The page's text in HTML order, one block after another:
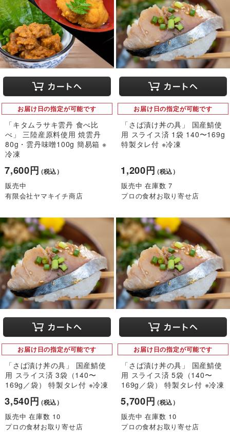
お届け日の指定が可能です
「キタムラサキ雲丹 食べ比
べ」 三陸産原料使用 焼雲丹
80g・雲丹味噌100g 簡易箱 ※
冷凍
7,600円（税込）
販売中
有限会社ヤマキイチ商店
お届け日の指定が可能です
「さば漬け丼の具」 国産鯖使
用 スライス済 1袋 140〜169g
特製タレ付 ※冷凍
1,200円（税込）
販売中 在庫数 7
プロの食材お取り寄せ店
お届け日の指定が可能です
「さば漬け丼の具」 国産鯖使
用 スライス済 3袋（140〜
169g／袋） 特製タレ付 ※冷凍
3,540円（税込）
販売中 在庫数 10
プロの食材お取り寄せ店
お届け日の指定が可能です
「さば漬け丼の具」 国産鯖使
用 スライス済 5袋（140〜
169g／袋） 特製タレ付 ※冷凍
5,700円（税込）
販売中 在庫数 10
プロの食材お取り寄せ店